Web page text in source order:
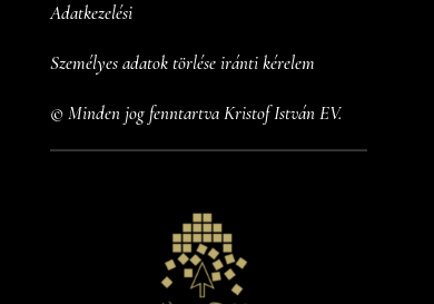
Adatkezelési
Személyes adatok törlése iránti kérelem
© Minden jog fenntartva Kristof István EV.